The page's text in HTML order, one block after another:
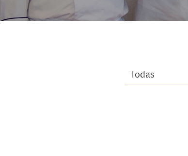
Login